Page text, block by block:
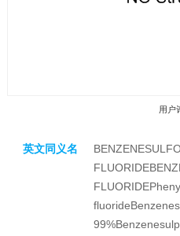
用户
收藏
英文同义名